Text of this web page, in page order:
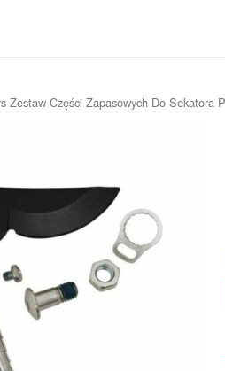
Zestaw Części Zapasowych Do Sekatora